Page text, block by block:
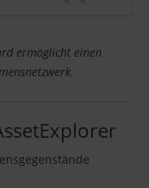
ermöglicht einen